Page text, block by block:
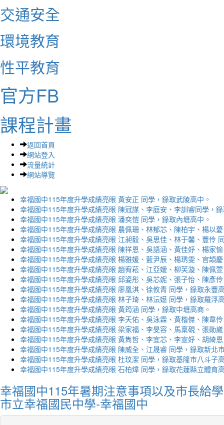
交通安全
環境教育
性平教育
官方FB
課程計畫
返回首頁
網站登入
流量統計
網站導覽
幸福國中115年度升學成績亮眼 黃安正 同學，錄取武陵高中。
幸福國中115年度升學成績亮眼 陳冠謀、李庭安、李訓睿同學，
幸福國中115年度升學成績亮眼 潘奕愷 同學，錄取內壢高中。
幸福國中115年度升學成績亮眼 農佩珊、林郁芯、陳柏宇、楊以
幸福國中115年度升學成績亮眼 江昶毅、吳思佳、林于馨、豐伶
幸福國中115年度升學成績亮眼 陳祥恩、吳語涵、黃佳妤、楊家
幸福國中115年度升學成績亮眼 楊雅媛、藍尹辰、楊琇雯、官頡
幸福國中115年度升學成績亮眼 趙宥菘、江亞嬡、柳芙漩、陳佩
幸福國中115年度升學成績亮眼 邱姿彤、吳芯妮、張子怡、陳彥
幸福國中115年度升學成績亮眼 廖凰淇、徐攸青 同學，錄取永豐
幸福國中115年度升學成績亮眼 林子琦、林沄嬨 同學，錄取羅浮
幸福國中115年度升學成績亮眼 黃筠涵 同學，錄取中壢高商。
幸福國中115年度升學成績亮眼 李天佑、吳泳霖、黃楷傑、陳韋
幸福國中115年度升學成績亮眼 梁家福、李旻容、馬稟硯、張勛
幸福國中115年度升學成績亮眼 黃雋哲、李宜芯、李宣妤、胡綺
幸福國中115年度升學成績亮眼 陳威全、江晟睿 同學，錄取新北
幸福國中115年度升學成績亮眼 杜玟潔 同學，錄取基隆市八斗子
幸福國中115年度升學成績亮眼 石柏煒 同學，錄取花蓮縣立體育
幸福國中115年暑期注意事項以及市長給
市立幸福國民中學-幸福國中